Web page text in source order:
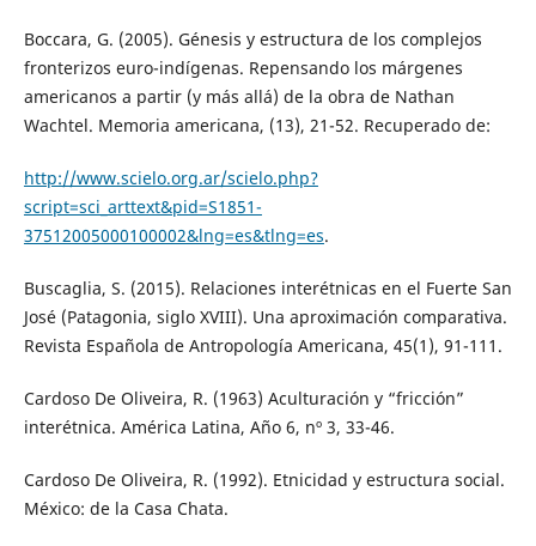
Boccara, G. (2005). Génesis y estructura de los complejos
fronterizos euro-indígenas. Repensando los márgenes
americanos a partir (y más allá) de la obra de Nathan
Wachtel. Memoria americana, (13), 21-52. Recuperado de:
http://www.scielo.org.ar/scielo.php?
script=sci_arttext&pid=S1851-
37512005000100002&lng=es&tlng=es.
Buscaglia, S. (2015). Relaciones interétnicas en el Fuerte San
José (Patagonia, siglo XVIII). Una aproximación comparativa.
Revista Española de Antropología Americana, 45(1), 91-111.
Cardoso De Oliveira, R. (1963) Aculturación y “fricción”
interétnica. América Latina, Año 6, nº 3, 33-46.
Cardoso De Oliveira, R. (1992). Etnicidad y estructura social.
México: de la Casa Chata.